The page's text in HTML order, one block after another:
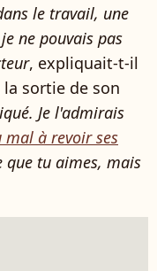
le travail, une
ne pouvais pas
, expliquait-t-il
sortie de son
Je l'admirais
mal à revoir ses
que tu aimes, mais